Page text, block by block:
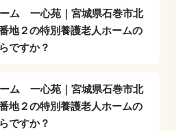
ム 一心苑｜宮城県石巻市北
地２の特別養護老人ホームの
ですか？
ム 一心苑｜宮城県石巻市北
地２の特別養護老人ホームの
ですか？